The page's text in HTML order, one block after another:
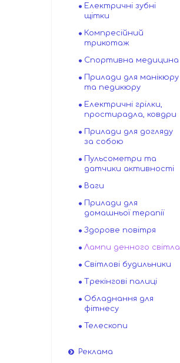
Електричні зубні
щітки
Компресійний
трикотаж
Спортивна медицина
Прилади для манікюру
та педикюру
Електричні грілки,
простирадла, ковдри
Прилади для догляду
за собою
Пульсометри та
датчики активності
Ваги
Прилади для
домашньої терапії
Здорове повітря
Лампи денного світла
Світлові будильники
Трекінгові палиці
Обладнання для
фітнесу
Телескопи
Реклама